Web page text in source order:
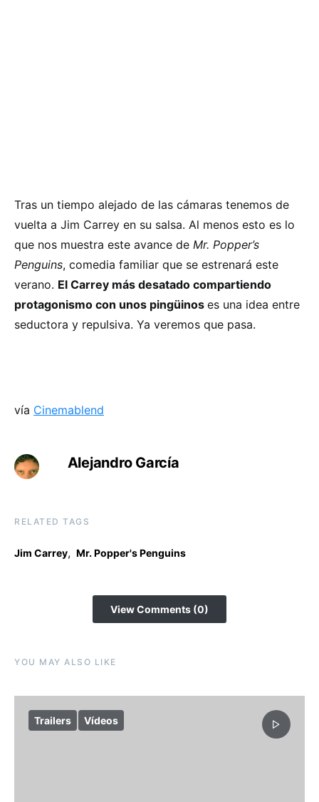
Tras un tiempo alejado de las cámaras tenemos de
vuelta a Jim Carrey en su salsa. Al menos esto es lo
que nos muestra este avance de Mr. Popper’s
Penguins, comedia familiar que se estrenará este
verano. El Carrey más desatado compartiendo
protagonismo con unos pingüinos es una idea entre
seductora y repulsiva. Ya veremos que pasa.
vía Cinemablend
Alejandro García
RELATED TAGS
Jim Carrey, Mr. Popper's Penguins
View Comments (0)
YOU MAY ALSO LIKE
Trailers Vídeos